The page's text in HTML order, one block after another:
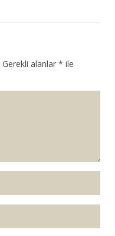
Gerekli alanlar * ile